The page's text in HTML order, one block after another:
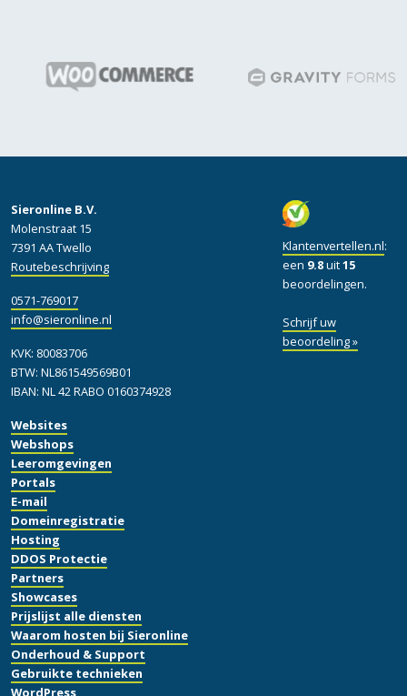
Websites
Webshops
Leeromgevingen
Portals
E-mail
Domeinregistratie
Hosting
DDOS Protectie
Partners
Showcases
Prijslijst alle diensten
Waarom hosten bij Sieronline
Onderhoud & Support
Gebruikte technieken
WordPress
Klantenvertellen.nl:
een 9.8uit15
beoordelingen.
Schrijf uw
beoordeling »
Sieronline B.V.
Molenstraat 15
7391 AA Twello
Routebeschrijving
0571-769017
info@sieronline.nl
KVK: 80083706
BTW: NL861549569B01
IBAN: NL 42 RABO 0160374928